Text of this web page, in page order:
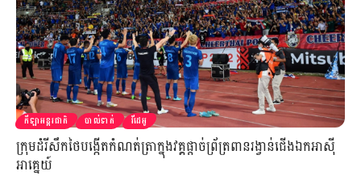
កីឡាអន្តរជាតិ បាល់ទាត់ វីដេអូ
ក្រុមដំរីសឹកថៃបង្កើតកំណត់ត្រាក្នុងវគ្គផ្ដាច់ព្រ័ត្រពានរង្វាន់ជើងឯកអាស៊ី
អាគ្នេយ៍